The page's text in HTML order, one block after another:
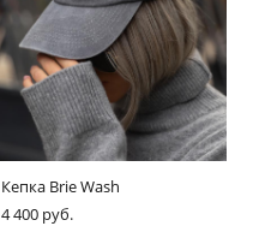
Кепка Brie Wash
4 400 pуб.